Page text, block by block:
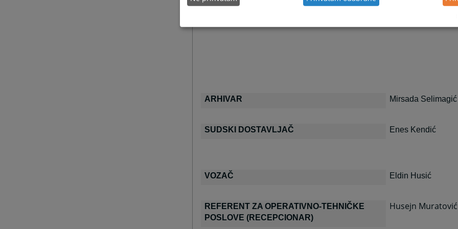
ARHIVAR Mirsada Selimagić
SUDSKI DOSTAVLJAČ Enes Kendić
VOZAČ Eldin Husić
REFERENT ZA OPERATIVNO-TEHNIČKE
POSLOVE (RECEPCIONAR)
Husejn Muratović